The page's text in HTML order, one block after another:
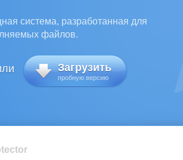
система, разработанная для
файлов.
Загрузить
пробную версию